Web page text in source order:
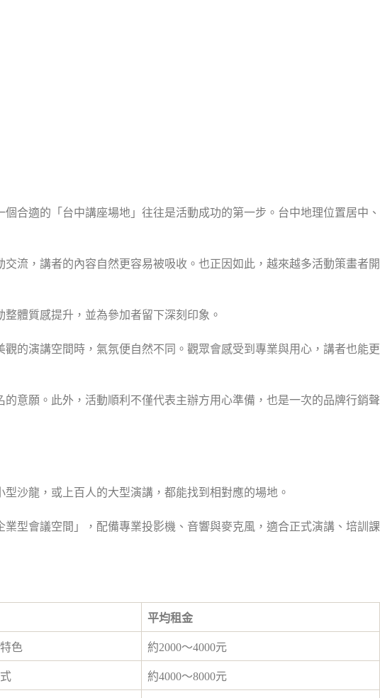
合適的「台中講座場地」往往是活動成功的第一步。台中地理位置居中、
流，講者的內容自然更容易被吸收。也正因如此，越來越多活動策畫者開
體質感提升，並為參加者留下深刻印象。
的演講空間時，氣氛便自然不同。觀眾會感受到專業與用心，講者也能更
意願。此外，活動順利不僅代表主辦方用心準備，也是一次的品牌行銷聲
沙龍，或上百人的大型演講，都能找到相對應的場地。
型會議空間」，配備專業投影機、音響與麥克風，適合正式演講、培訓課
平均租金
色 約2000～4000元
約4000～8000元